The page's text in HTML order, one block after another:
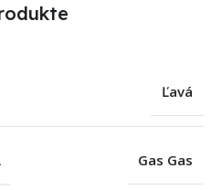
Ľavá
Gas Gas